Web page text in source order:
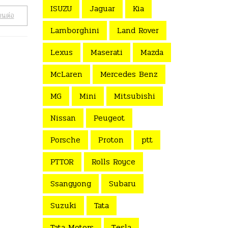
นต่อ
ISUZU Jaguar
Kia
Lamborghini
Land Rover
Lexus
Maserati
Mazda
McLaren
Mercedes Benz
MG
Mini
Mitsubishi
Nissan
Peugeot
Porsche
Proton
ptt
PTTOR
Rolls Royce
Ssangyong
Subaru
Suzuki
Tata